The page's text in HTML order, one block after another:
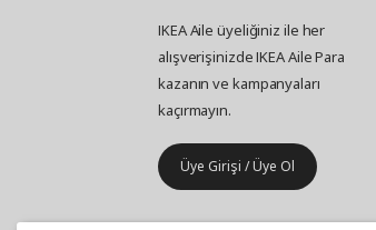
IKEA Aile üyeliğiniz ile her
alışverişinizde IKEA Aile Para
kazanın ve kampanyaları
kaçırmayın.
Üye Girişi / Üye Ol